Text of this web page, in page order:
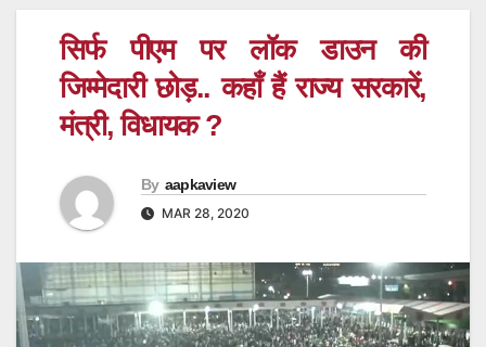
सिर्फ पीएम पर लॉक डाउन की
जिम्मेदारी छोड़.. कहाँ हैं राज्य सरकारें,
मंत्री, विधायक ?
By aapkaview
MAR 28, 2020